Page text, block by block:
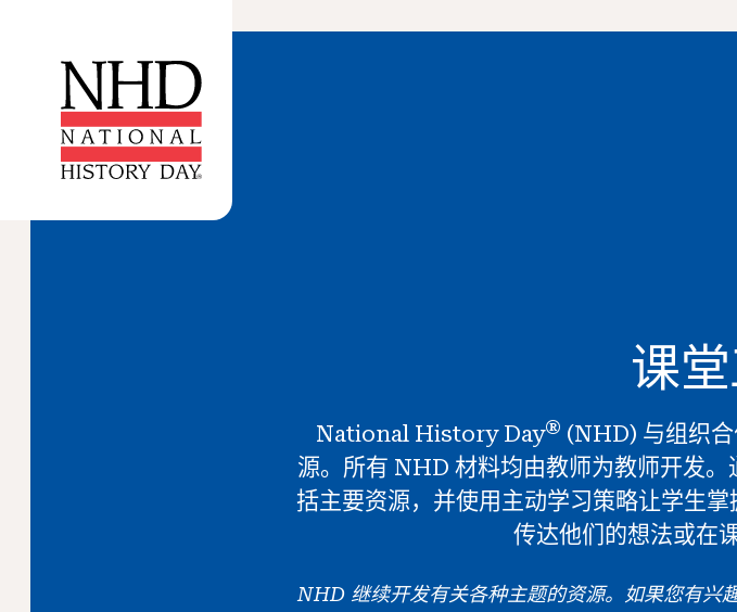
课
National History Day® (NHD) 与组织
源。所有 NHD 材料均由教师为教师开发
括主要资源，并使用主动学习策略让学生
传达他们的想法或在
NHD 继续开发有关各种主题的资源。如果您有兴